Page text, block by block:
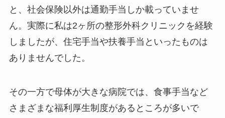
と、社会保険以外は通勤手当しか載っていませ
ん。実際に私は2ヶ所の整形外科クリニックを経験
しましたが、住宅手当や扶養手当といったものは
ありませんでした。
その一方で母体が大きな病院では、食事手当など
さまざまな福利厚生制度があるところが多いで